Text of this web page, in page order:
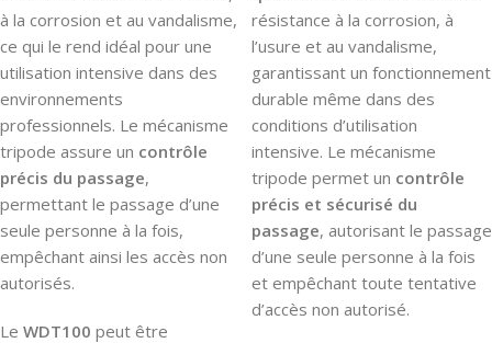
à la corrosion et au vandalisme,
ce qui le rend idéal pour une
utilisation intensive dans des
environnements
professionnels. Le mécanisme
tripode assure un contrôle
précis du passage,
permettant le passage d’une
seule personne à la fois,
empêchant ainsi les accès non
autorisés.
Le WDT100 peut être
résistance à la corrosion, à
l’usure et au vandalisme,
garantissant un fonctionnement
durable même dans des
conditions d’utilisation
intensive. Le mécanisme
tripode permet un contrôle
précis et sécurisé du
passage, autorisant le passage
d’une seule personne à la fois
et empêchant toute tentative
d’accès non autorisé.